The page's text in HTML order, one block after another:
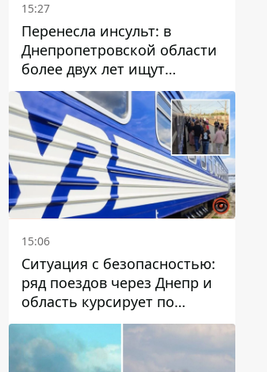
15:27
Перенесла инсульт: в
Днепропетровской области
более двух лет ищут
пропавшую женщину
15:06
Ситуация с безопасностью:
ряд поездов через Днепр и
область курсирует по
измененному маршруту, а
часть пути заменили
автобусами и электричками